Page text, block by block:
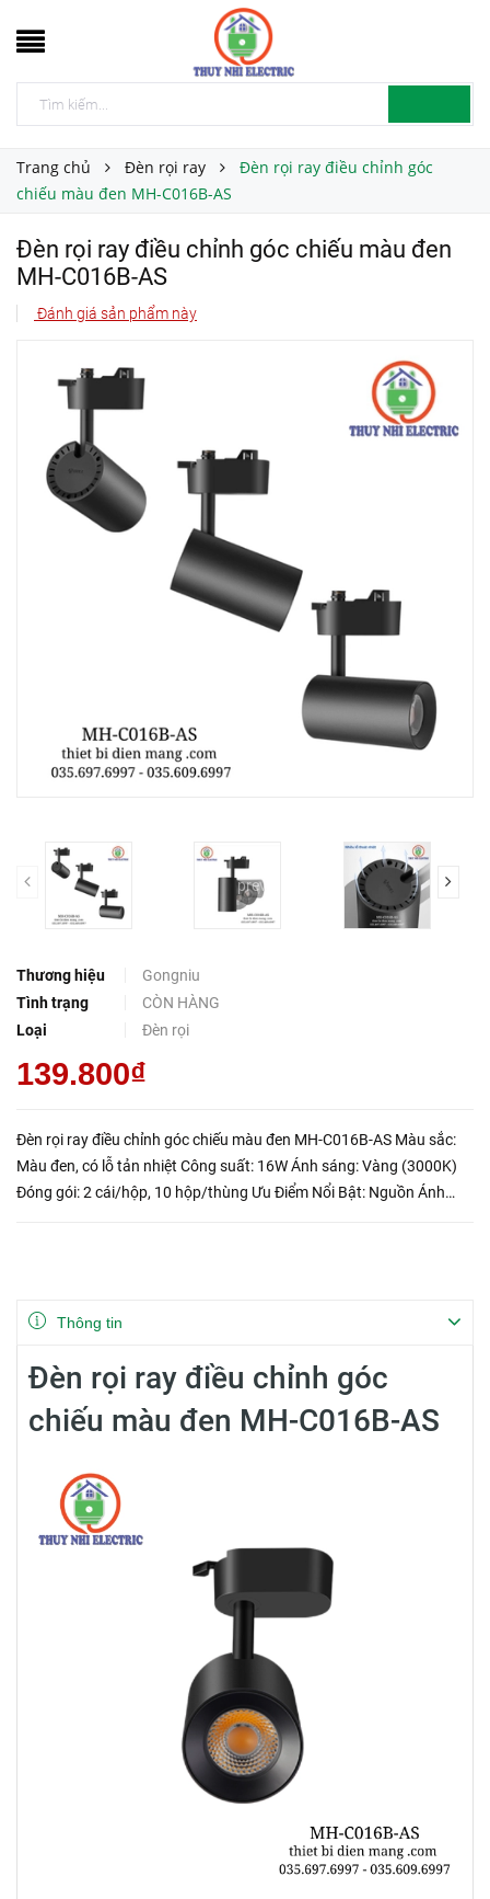
Trang chủ Đèn rọi ray
Đèn rọi ray điều chỉnh góc
chiếu màu đen MH-C016B-AS
Đèn rọi ray điều chỉnh góc chiếu màu đen
MH-C016B-AS
Đánh giá sản phẩm này
prev
Thương hiệu
Gongniu
Tình trạng
CÒN HÀNG
Loại
Đèn rọi
139.800₫
Đèn rọi ray điều chỉnh góc chiếu màu đen MH-C016B-AS Màu sắc:
Màu đen, có lỗ tản nhiệt Công suất: 16W Ánh sáng: Vàng (3000K)
Đóng gói: 2 cái/hộp, 10 hộp/thùng Ưu Điểm Nổi Bật: Nguồn Ánh
Thông tin
Đèn rọi ray điều chỉnh góc
chiếu màu đen MH-C016B-AS